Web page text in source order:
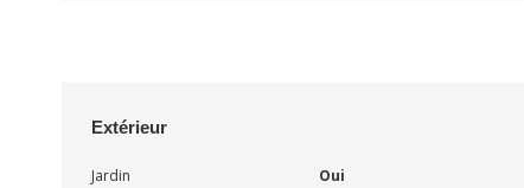
Extérieur
Jardin
Oui